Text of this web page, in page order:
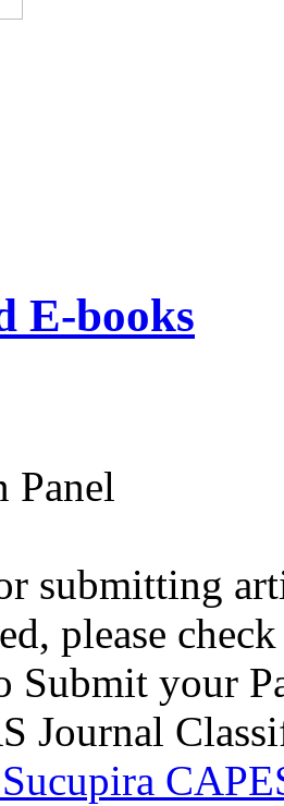
E-books
Panel
submitting
please
Submit your
Journal